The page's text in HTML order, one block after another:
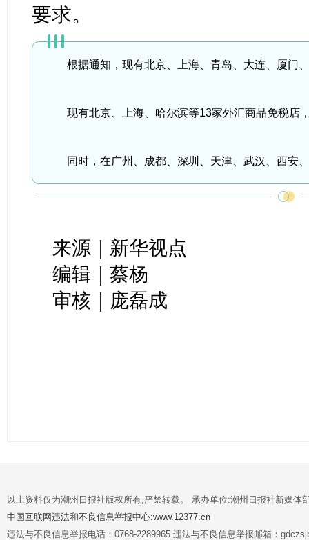
要求。
根据通知，现有北京、上海、青岛、大连、厦门
现有北京、上海、哈尔滨等13家外汇商品免税店
同时，在广州、成都、深圳、天津、武汉、西安
来源｜新华视点
编辑｜蔡杨
审核｜庞磊成
以上资料仅为潮州日报社版权所有,严禁转载。 承办单位:潮州日报社新媒体
中国互联网违法和不良信息举报中心:www.12377.cn
违法与不良信息举报电话：0768-2289965 违法与不良信息举报邮箱：